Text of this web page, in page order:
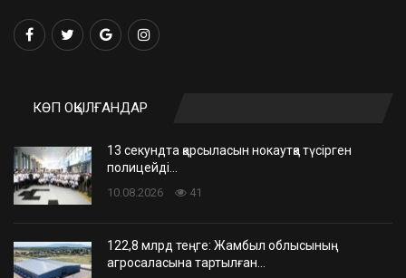
КӨП ОҚЫЛҒАНДАР
13 секундта қарсыласын нокаутқа түсірген
полицейді…
10.08.2026 41
122,8 млрд теңге: Жамбыл облысының
агросаласына тартылған…